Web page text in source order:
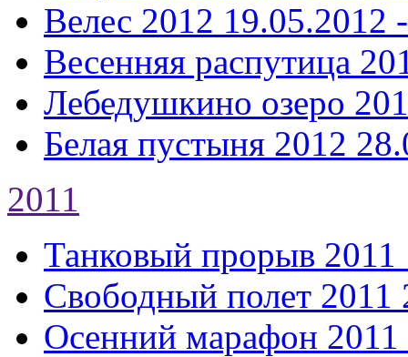
Велес 2012 19.05.2012
Весенняя распутица
Лебедушкино озеро
Белая пустыня 2012
2011
Танковый прорыв 2011
Свободный полет 2011
Осенний марафон 2011